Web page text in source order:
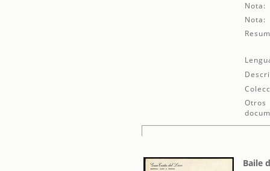
Nota:
Nota:
Otros
Baile